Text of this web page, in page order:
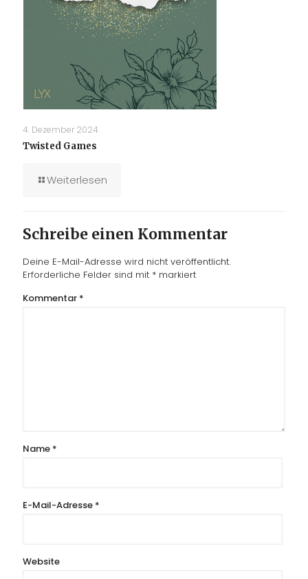
4. Dezember 2024
Twisted Games
Weiterlesen
Schreibe einen Kommentar
Deine E-Mail-Adresse wird nicht veröffentlicht.
Erforderliche Felder sind mit * markiert
Kommentar *
Name *
E-Mail-Adresse *
Website